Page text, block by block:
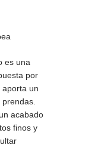
es una
por
aporta un
prendas.
acabado
finos y